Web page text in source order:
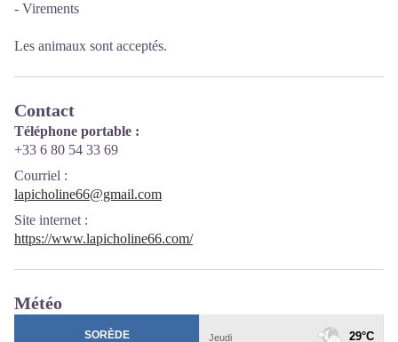
- Virements
Les animaux sont acceptés.
Contact
Téléphone portable :
+33 6 80 54 33 69
Courriel :
lapicholine66@gmail.com
Site internet :
https://www.lapicholine66.com/
Météo